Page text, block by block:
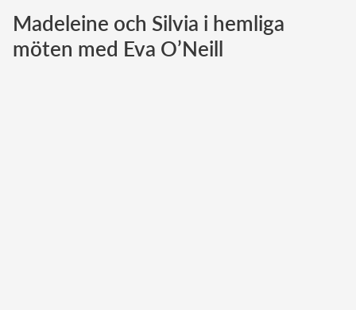
Norska kungahuset
Danska kungahuset
Madeleine och Silvia i hemliga
möten med Eva O’Neill